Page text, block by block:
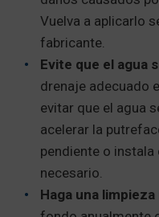
Vuelva a aplicarlo
fabricante.
Evite que el agua
drenaje adecuado
evitar que el agua
acelerar la
pendiente o instala
necesario.
Haga una